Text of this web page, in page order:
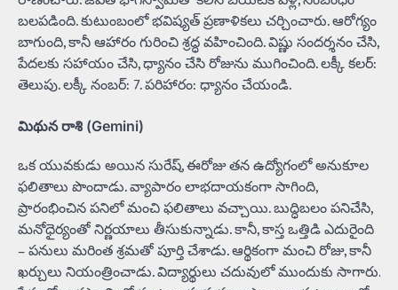
బలపడింది. కుటుంబంలో భవిష్యత్ ప్రణాళికలు చర్చించారు. ఆరోగ్యం
బాగుంది, కానీ ఆహారం గురించి శ్రద్ధ వహించింది. విష్ణు సందర్శనం చేసి,
పేదలకు సహాయం చేసి, ధ్యానం చేసి రోజును ముగించింది. లక్కీ కలర్:
తెలుపు. లక్కీ నంబర్: 7. పరిహారం: ధ్యానం చేయండి.
మిథున రాశి (Gemini)
ఒక యువకుడు అయిన సురేష్, ఈరోజు తన ఉద్యోగంలో అనుకూల
ఫలితాలు పొందాడు. వ్యాపారం లాభదాయకంగా సాగింది,
ప్రారంభించిన పనిలో మంచి ఫలితాలు వచ్చాయి. బుద్ధిబలం పనిచేసి,
మనోధైర్యంతో నిర్ణయాలు తీసుకున్నాడు. కానీ, కాస్త ఒత్తిడి ఎదురైంది
– పనులు మరింత శ్రమతో పూర్తి చేశాడు. ఆర్థికంగా మంచి రోజు, కానీ
ఖర్చులు నియంత్రించాడు. విద్యార్థులు చదువులో ముందుకు సాగారు.